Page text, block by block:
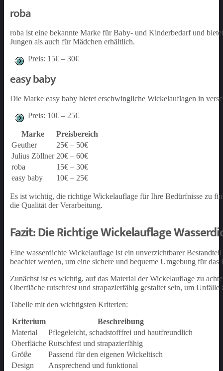
roba
roba ist eine bekannte Marke für Baby- und Kinderbedarf und
Jungen als auch für Mädchen erhältlich.
Preis: 15€ – 30€
easy baby
Die Marke easy baby bietet erschwingliche Wickelauflagen in
Preis: 10€ – 25€
Marke
Preisbereich
Geuther
25€ – 50€
Julius Zöllner 20€ – 60€
roba
15€ – 30€
easy baby
10€ – 25€
Es ist wichtig, die richtige Wickelauflage für Ihre Bedürfnisse zu
die Qualität der Verarbeitung.
Fazit: Die Richtige Wickelauflage
Eine wasserdichte Wickelauflage ist ein unverzichtbarer
beachtet werden, um eine sichere und bequeme Umgebung für
Zunächst ist es wichtig, auf das Material der Wickelauflage zu
Oberfläche rutschfest und strapazierfähig gestaltet sein, um
Tabelle mit den wichtigsten Kriterien:
Kriterium
Beschreibung
Material
Pflegeleicht, schadstofffrei und hautfreundlich
Oberfläche Rutschfest und strapazierfähig
Größe
Passend für den eigenen Wickeltisch
Design
Ansprechend und funktional